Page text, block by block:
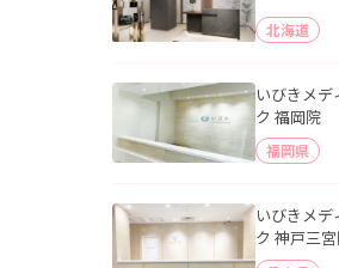
北海道
いびきメデ
ク 福岡院
福岡県
いびきメデ
ク 神戸三